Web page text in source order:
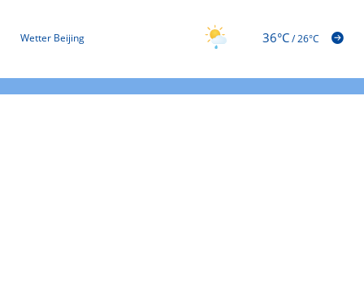
Wetter Beijing 36°C/26°C